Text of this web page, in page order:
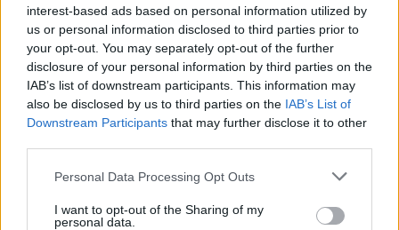
interest-based ads based on personal information utilized by
us or personal information disclosed to third parties prior to
your opt-out. You may separately opt-out of the further
disclosure of your personal information by third parties on the
IAB’s list of downstream participants. This information may
also be disclosed by us to third parties on the IAB’s List of
Downstream Participants that may further disclose it to other
Please note that this website/app uses one or more Google
not limited to your visit or usage behaviour. You may click to
Personal Data Processing Opt Outs
I want to opt-out of the Sharing of my
personal data.